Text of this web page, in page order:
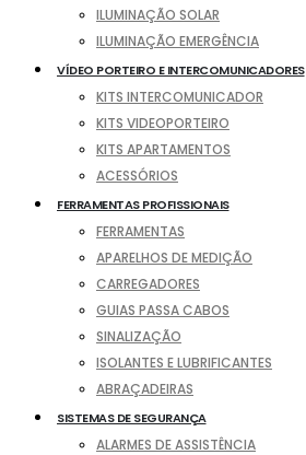
ILUMINAÇÃO SOLAR
ILUMINAÇÃO EMERGÊNCIA
VÍDEO PORTEIRO E INTERCOMUNICADORES
KITS INTERCOMUNICADOR
KITS VIDEOPORTEIRO
KITS APARTAMENTOS
ACESSÓRIOS
FERRAMENTAS PROFISSIONAIS
FERRAMENTAS
APARELHOS DE MEDIÇÃO
CARREGADORES
GUIAS PASSA CABOS
SINALIZAÇÃO
ISOLANTES E LUBRIFICANTES
ABRAÇADEIRAS
SISTEMAS DE SEGURANÇA
ALARMES DE ASSISTÊNCIA